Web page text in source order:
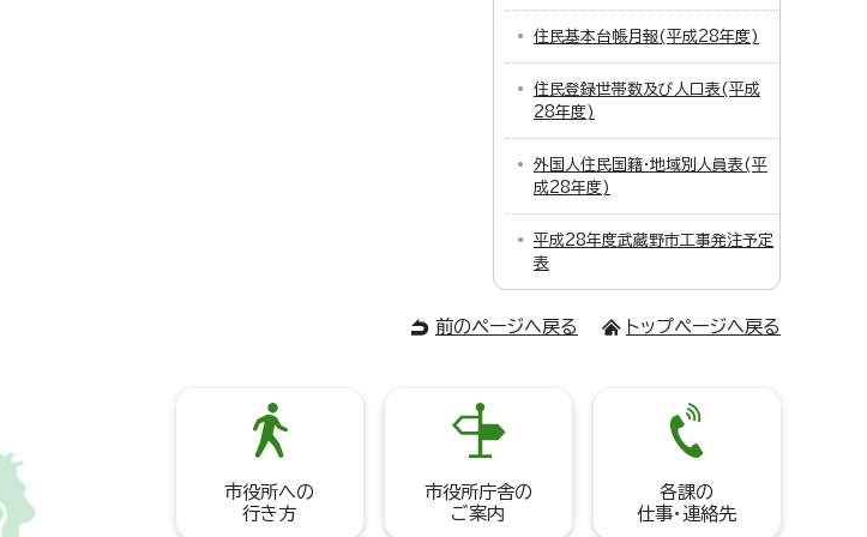
住民基本台帳月報(平成28年度)
住民登録世帯数及び人口表(平成
28年度)
外国人住民国籍・地域別人員表(平
成28年度)
平成28年度武蔵野市工事発注予定
表
前のページへ戻る トップページへ戻る
市役所への
行き方
市役所庁舎の
ご案内
各課の
仕事・連絡先